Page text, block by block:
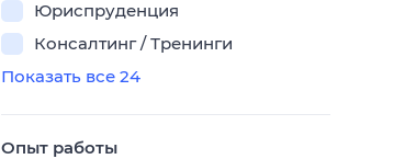
Юриспруденция
Консалтинг / Тренинги
Показать все 24
Опыт работы